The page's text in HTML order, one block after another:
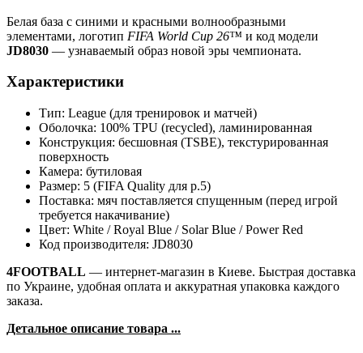
Белая база с синими и красными волнообразными
элементами, логотип FIFA World Cup 26™ и код модели
JD8030 — узнаваемый образ новой эры чемпионата.
Характеристики
Тип: League (для тренировок и матчей)
Оболочка: 100% TPU (recycled), ламинированная
Конструкция: бесшовная (TSBE), текстурированная
поверхность
Камера: бутиловая
Размер: 5 (FIFA Quality для р.5)
Поставка: мяч поставляется спущенным (перед игрой
требуется накачивание)
Цвет: White / Royal Blue / Solar Blue / Power Red
Код производителя: JD8030
4FOOTBALL — интернет-магазин в Киеве. Быстрая доставка
по Украине, удобная оплата и аккуратная упаковка каждого
заказа.
Детальное описание товара ...